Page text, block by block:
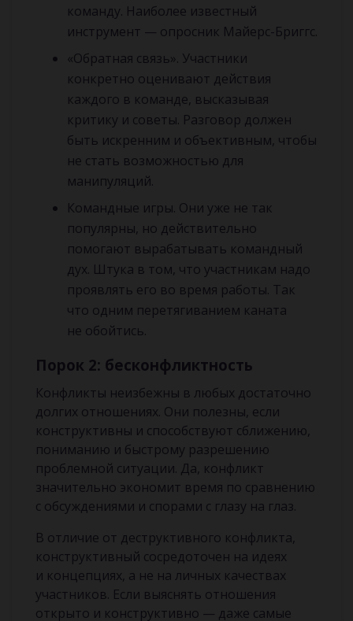
команду. Наиболее известный
инструмент — опросник Майерс-Бриггс.
«Обратная связь». Участники
конкретно оценивают действия
каждого в команде, высказывая
критику и советы. Разговор должен
быть искренним и объективным, чтобы
не стать возможностью для
манипуляций.
Командные игры. Они уже не так
популярны, но действительно
помогают вырабатывать командный
дух. Штука в том, что участникам надо
проявлять его во время работы. Так
что одним перетягиванием каната
не обойтись.
Порок 2: бесконфликтность
Конфликты неизбежны в любых достаточно
долгих отношениях. Они полезны, если
конструктивны и способствуют сближению,
пониманию и быстрому разрешению
проблемной ситуации. Да, конфликт
значительно экономит время по сравнению
с обсуждениями и спорами с глазу на глаз.
В отличие от деструктивного конфликта,
конструктивный сосредоточен на идеях
и концепциях, а не на личных качествах
участников. Если выяснять отношения
открыто и конструктивно — даже самые